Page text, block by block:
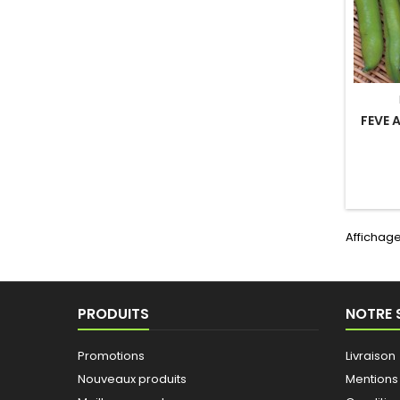
FEVE
PRODUITS
Promotions
Nouveaux produits
NOTRE
Livraison